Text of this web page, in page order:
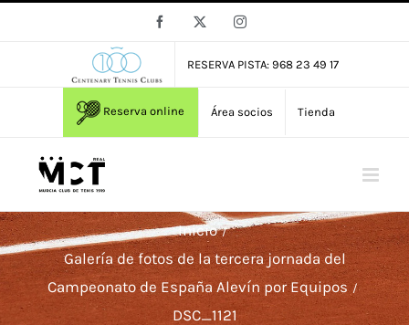
Facebook Instagram
RESERVA PISTA: 968 23 49 17
Reserva online Área socios Tienda
Inicio
Galería de fotos de la tercera jornada del
Campeonato de España Alevín por Equipos
DSC_1121